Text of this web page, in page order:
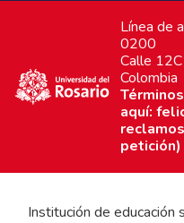
Línea de
0200
Calle
Colombia
aquí:
petición)
Institución de educación